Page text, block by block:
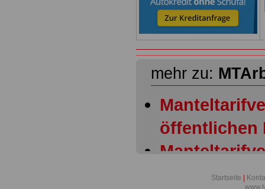
mehr zu:
öffentlichen
Startseite